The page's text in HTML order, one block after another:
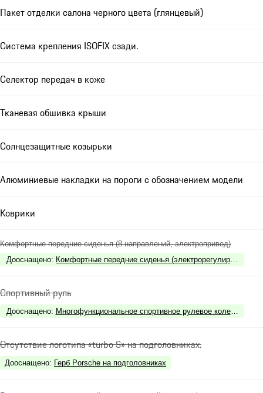
Пакет отделки салона черного цвета (глянцевый)
Система крепления ISOFIX сзади.
Селектор передач в коже
Тканевая обшивка крыши
Солнцезащитные козырьки
Алюминиевые накладки на пороги с обозначением модели
Коврики
Комфортные передние сиденья (8 направлений, электропривод)
Дооснащено: Комфортные передние сиденья (электрорегулировка
Спортивный руль
Дооснащено: Многофункциональное спортивное рулевое колесо GT с
Отсутствие логотипа «turbo S» на подголовниках.
Дооснащено: Герб Porsche на подголовниках